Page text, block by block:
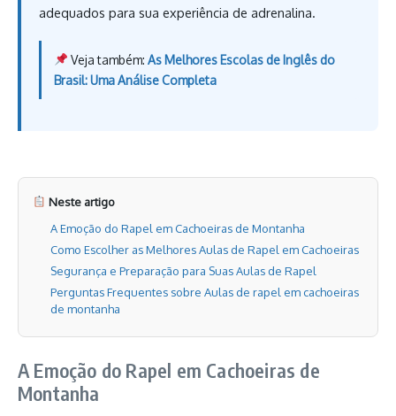
adequados para sua experiência de adrenalina.
Veja também: As Melhores Escolas de Inglês do
Brasil: Uma Análise Completa
Neste artigo
A Emoção do Rapel em Cachoeiras de Montanha
Como Escolher as Melhores Aulas de Rapel em Cachoeiras
Segurança e Preparação para Suas Aulas de Rapel
Perguntas Frequentes sobre Aulas de rapel em cachoeiras
de montanha
A Emoção do Rapel em Cachoeiras de
Montanha